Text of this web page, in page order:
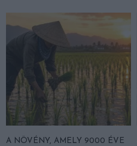
A NÖVÉNY, AMELY 9000 ÉVE